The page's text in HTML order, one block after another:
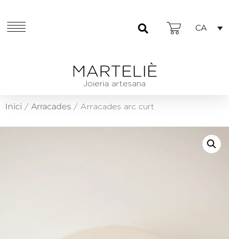
CA
Joieria artesana
Inici / Arracades / Arracades arc curt